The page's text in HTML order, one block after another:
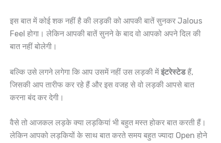
इस बात में कोई शक नहीं है की लड़की को आपकी बातें सुनकर Jalous
Feel होगा। लेकिन आपकी बातें सुनने के बाद वो आपको अपने दिल की
बात नहीं बोलेगी।
बल्कि उसे लगने लगेगा कि आप उसमें नहीं उस लड़की मेंइंटरेस्टेडहैं,
जिसकी आप तारीफ कर रहे हैं और इस वजह से वो लड़की आपसे बात
करना बंद कर देगी।
वैसे तो आजकल लड़के क्या लड़कियां भी बहुत मस्त होकर बात करती हैं।
लेकिन आपको लड़कियों के साथ बात करते समय बहुत ज्यादा Open होने